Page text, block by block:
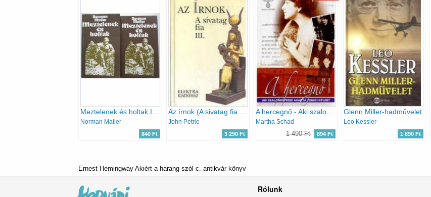
Norman Mailer
840 Ft
John Petrie
3 290 Ft
Martha Schad
1 490 Ft 894 Ft
Glenn Miller-hadművelet
Leo Kessler
1 890 Ft
Ernest Hemingway Akiért a harang szól c. antikvár könyv
Rólunk